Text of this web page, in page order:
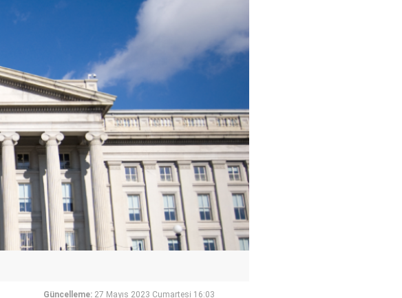
Güncelleme: 27 Mayıs 2023 Cumartesi 16:03